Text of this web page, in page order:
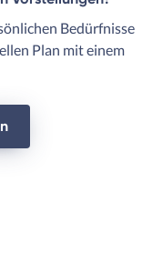
Bedürfnisse
Plan mit einem